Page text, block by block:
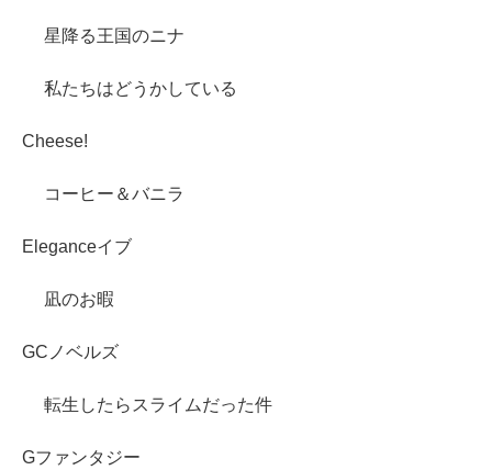
星降る王国のニナ
私たちはどうかしている
Cheese!
コーヒー＆バニラ
Eleganceイブ
凪のお暇
GCノベルズ
転生したらスライムだった件
Gファンタジー